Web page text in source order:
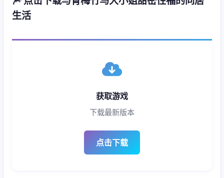
生活
获取游戏
下载最新版本
点击下载